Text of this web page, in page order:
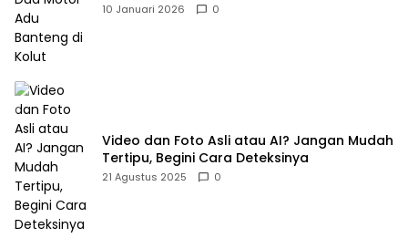
10 Januari 2026 0
Video dan Foto Asli atau AI? Jangan Mudah
Tertipu, Begini Cara Deteksinya
21 Agustus 2025 0